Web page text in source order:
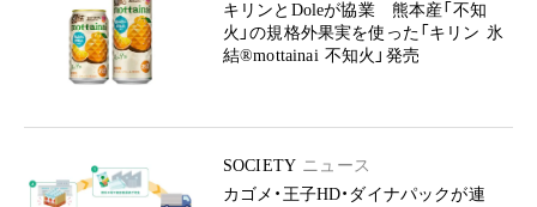
キリンとDoleが協業 熊本産「不知
火」の規格外果実を使った「キリン 氷
結®mottainai 不知火」発売
SOCIETY ニュース
カゴメ・王子HD・ダイナパックが連